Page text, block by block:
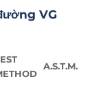
VG
A.S.T.M.